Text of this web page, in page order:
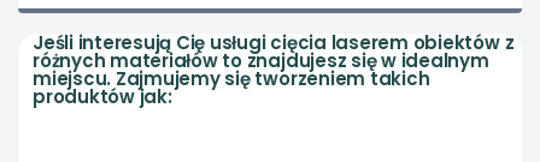
Jeśli interesują Cię usługi cięcia laserem obiektów z
różnych materiałów to znajdujesz się w idealnym
miejscu. Zajmujemy się tworzeniem takich
produktów jak: